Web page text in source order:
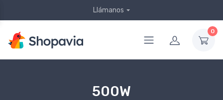
Llámanos
0
500W